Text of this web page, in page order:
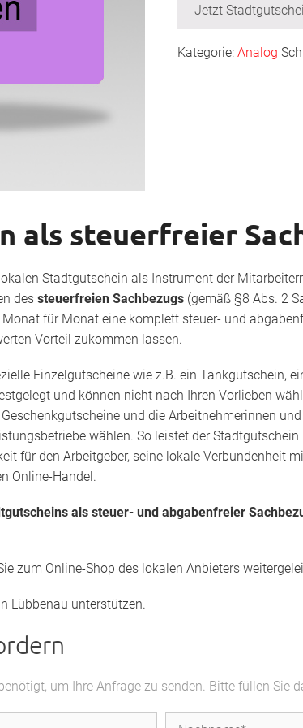
Jetzt
Kategorie:Analog
als steuerfreier
Stadtgutschein als Instrument der
des steuerfreien Sachbezugs (gemäß §8 Abs. 2
für Monat eine komplett steuer- und
Vorteil zukommen lassen.
Einzelgutscheine wie z.B. ein Tankgutschein,
und können nicht nach Ihren Vorlieben
und die Arbeitnehmerinnen
wählen. So leistet der
für den Arbeitgeber, seine lokale Verbundenheit
Online-Handel.
als steuer- und abgabenfreier
zum Online-Shop des lokalen Anbieters
Lübbenau unterstützen.
um Ihre Anfrage zu senden. Bitte füllen Sie